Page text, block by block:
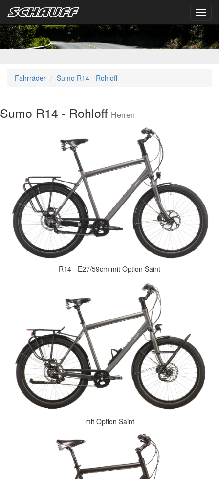
Fahrräder Sumo R14 - Rohloff
Sumo R14 - Rohloff Herren
R14 - E27/59cm mit Option Saint
mit Option Saint